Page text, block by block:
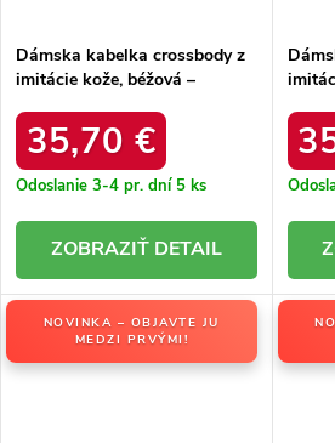
Dámska kabelka crossbody z
imitácie kože, béžová –
/ F9948 BEIGE
35,70 €
Odoslanie 3-4 pr. dní 5 ks
DETAIL
/
NOVINKA – OBJAVTE JU
MEDZI PRVÝMI!